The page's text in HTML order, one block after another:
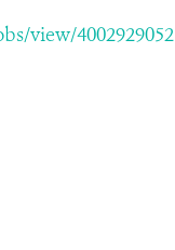
view/4002929052